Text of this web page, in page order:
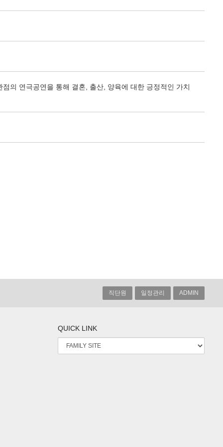
의 연극공연을 통해 결혼, 출산, 양육에 대한 긍정적인 가치
직단원 일정관리 ADMIN
QUICK LINK